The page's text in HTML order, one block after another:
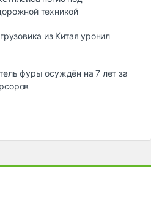
техникой
из Китая уронил
фуры осуждён на 7 лет за